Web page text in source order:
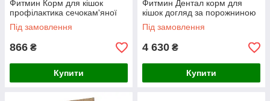
Фитмин Корм для кішок
профілактика сечокам'яної
хвороб системи, 1,5 кг
Під замовлення
866 ₴
Купити
Фитмин Дентал корм для
кішок догляд за порожниною
рота, 10 кг
Під замовлення
4 630 ₴
Купити